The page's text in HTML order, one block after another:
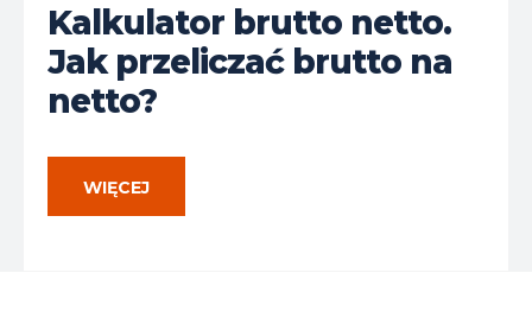
Kalkulator brutto netto.
Jak przeliczać brutto na
netto?
WIĘCEJ